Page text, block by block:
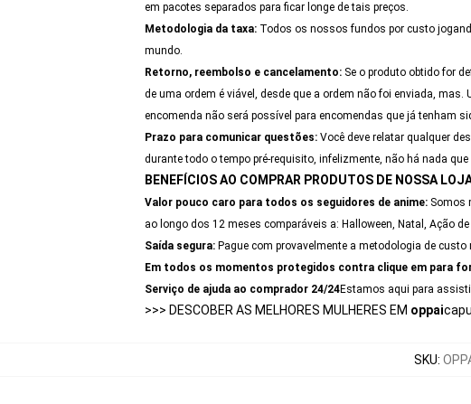
em pacotes separados para ficar longe de tais preços.
Metodologia da taxa: Todos os nossos fundos por custo
mundo.
Retorno, reembolso e cancelamento: Se o produto obtido for
de uma ordem é viável, desde que a ordem não foi enviada, mas.
encomenda não será possível para encomendas que já tenham
Prazo para comunicar questões: Você deve relatar qualquer
durante todo o tempo pré-requisito, infelizmente, não há nada
BENEFÍCIOS AO COMPRAR PRODUTOS DE NOSSA
Valor pouco caro para todos os seguidores de anime: Somos
ao longo dos 12 meses comparáveis a: Halloween, Natal, Ação
Saída segura: Pague com provavelmente a metodologia de
Em todos os momentos protegidos contra clique em para
Serviço de ajuda ao comprador 24/24Estamos aqui para
>>> DESCOBER AS MELHORES MULHERES EM oppai
SKU: